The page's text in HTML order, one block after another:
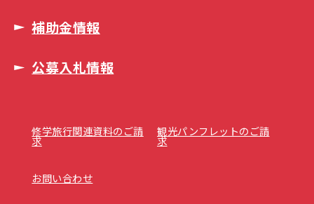
補助金情報
公募入札情報
修学旅行関連資料のご請
求
観光パンフレットのご請
求
お問い合わせ